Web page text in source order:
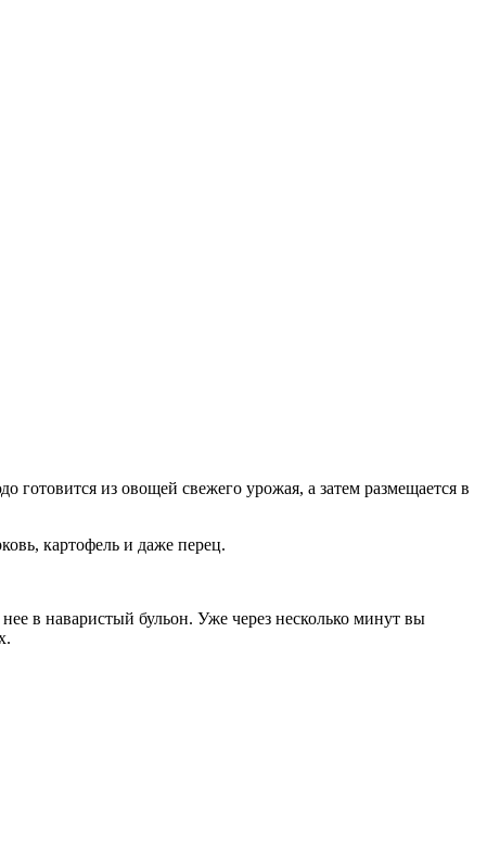
готовится из овощей свежего урожая, а затем размещается в
картофель и даже перец.
в наваристый бульон. Уже через несколько минут вы